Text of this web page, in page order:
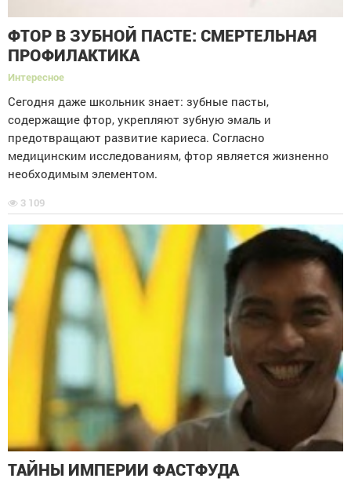
ФТОР В ЗУБНОЙ ПАСТЕ: СМЕРТЕЛЬНАЯ
ПРОФИЛАКТИКА
Интересное
Сегодня даже школьник знает: зубные пасты,
содержащие фтор, укрепляют зубную эмаль и
предотвращают развитие кариеса. Согласно
медицинским исследованиям, фтор является жизненно
необходимым элементом.
3 109
ТАЙНЫ ИМПЕРИИ ФАСТФУДА